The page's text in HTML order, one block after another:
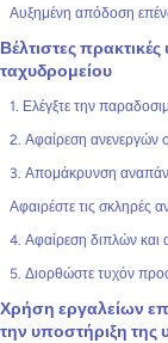
Αυξημένη απόδοση
Βέλτιστες
ταχυδρομείου
1. Ελέγξτε την
2. Αφαίρεση ανενεργών
3. Απομάκρυνση
Αφαιρέστε τις σκληρές
4. Αφαίρεση διπλών
5. Διορθώστε τυχόν
Χρήση εργαλείων
την υποστήριξη της